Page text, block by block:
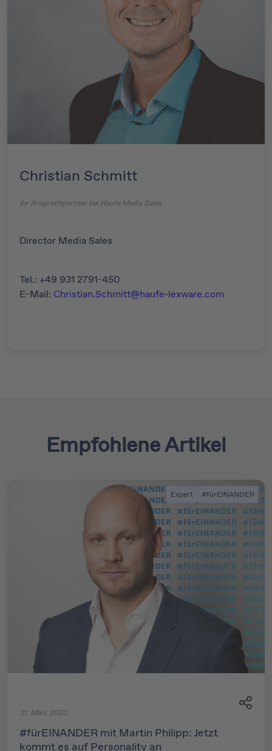
Christian Schmitt
Ihr Ansprechpartner bei Haufe Media Sales
Director Media Sales
Tel.: +49 931 2791-450
E-Mail: Christian.Schmitt@haufe-lexware.com
Empfohlene Artikel
Expert #fürEINANDER
31. März 2020
#fürEINANDER mit Martin Philipp: Jetzt
kommt es auf Personality an